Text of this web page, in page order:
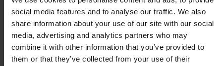
social media features and to analyse our traffic. We also
share information about your use of our site with our social
media, advertising and analytics partners who may
combine it with other information that you’ve provided to
them or that they’ve collected from your use of their
أجواء صاخبة بعد الغروب، موسيقى حية أو دي جي في الليالي المزدحمة،
وقائمة مشروبات أساسها البِرَة والكوكتيلات البسيطة. الخدمة سريعة
وعفوياً، المستوى الصوتي مرتفع أثناء العروض.
خطط لزيارتك